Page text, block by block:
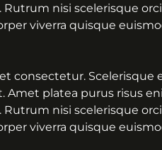
nisi scelerisque
viverra quisque
consectetur.
Amet platea purus risus
nisi scelerisque
viverra quisque